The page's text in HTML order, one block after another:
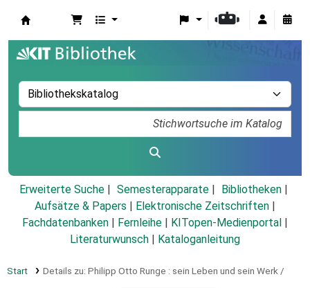
Erweiterte Suche Semesterapparate
Bibliotheken
Aufsätze & Papers
Elektronische Zeitschriften
Fachdatenbanken
Fernleihe KITopen-Medienportal
Literaturwunsch
Kataloganleitung
Start Details zu: Philipp Otto Runge : sein Leben und sein Werk /